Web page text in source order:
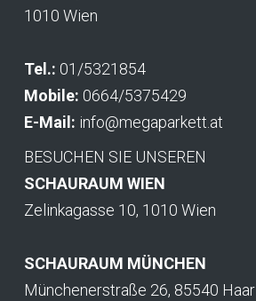
1010 Wien
Tel.: 01/5321854
Mobile: 0664/5375429
E-Mail: info@megaparkett.at
BESUCHEN SIE UNSEREN
SCHAURAUM WIEN
Zelinkagasse 10, 1010 Wien
SCHAURAUM MÜNCHEN
Münchenerstraße 26, 85540 Haar